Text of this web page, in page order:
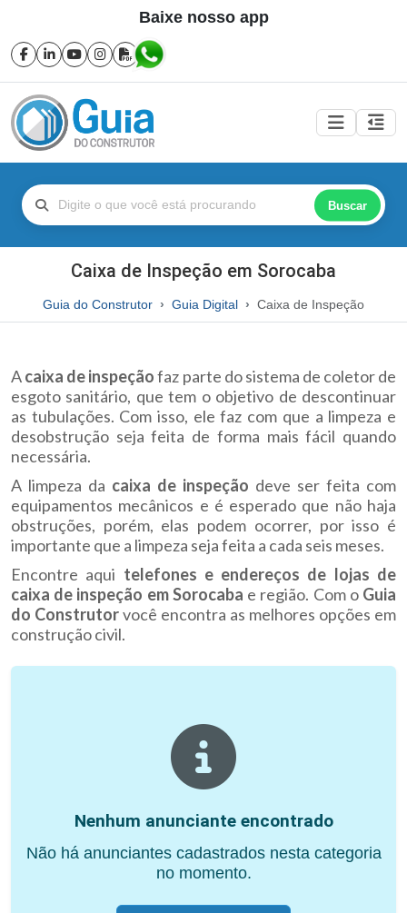
Baixe nosso app
Buscar
Caixa de Inspeção em Sorocaba
Guia do Construtor Guia Digital Caixa de Inspeção
Acaixa de inspeçãofaz parte do sistema de coletor de
esgoto sanitário, que tem o objetivo de descontinuar
as tubulações. Com isso, ele faz com que a limpeza e
desobstrução seja feita de forma mais fácil quando
necessária.
A limpeza da caixa de inspeção deve ser feita com
equipamentos mecânicos e é esperado que não haja
obstruções, porém, elas podem ocorrer, por isso é
importante que a limpeza seja feita a cada seis meses.
Encontre aqui telefones e endereços de lojas de
caixa de inspeção em Sorocaba e região. Com o Guia
do Construtorvocê encontra as melhores opções em
construção civil.
Nenhum anunciante encontrado
Não há anunciantes cadastrados nesta categoria
no momento.